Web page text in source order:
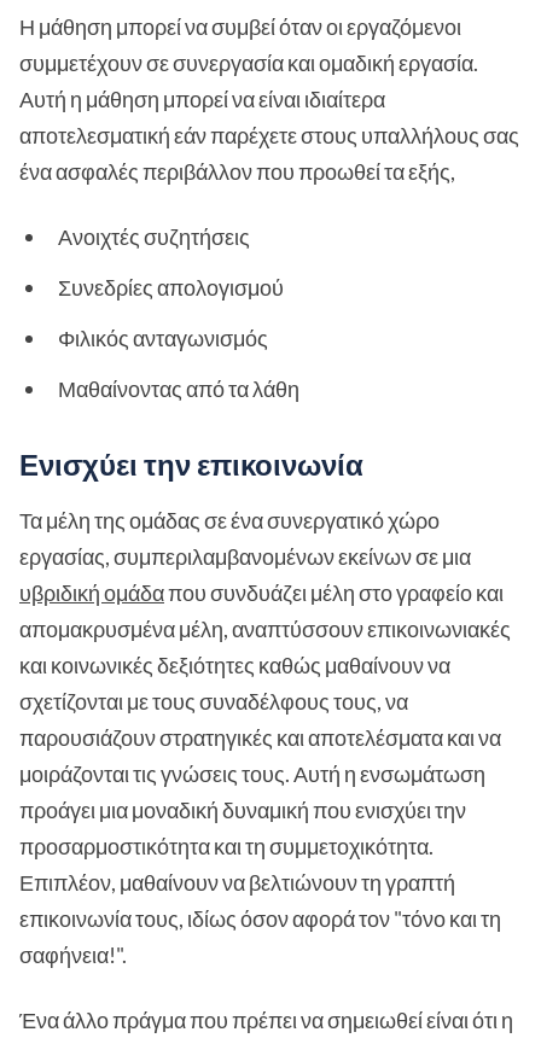
Η μάθηση μπορεί να συμβεί όταν οι εργαζόμενοι
συμμετέχουν σε συνεργασία και ομαδική εργασία.
Αυτή η μάθηση μπορεί να είναι ιδιαίτερα
αποτελεσματική εάν παρέχετε στους υπαλλήλους σας
ένα ασφαλές περιβάλλον που προωθεί τα εξής,
Ανοιχτές συζητήσεις
Συνεδρίες απολογισμού
Φιλικός ανταγωνισμός
Μαθαίνοντας από τα λάθη
Ενισχύει την επικοινωνία
Τα μέλη της ομάδας σε ένα συνεργατικό χώρο
εργασίας, συμπεριλαμβανομένων εκείνων σε μια
υβριδική ομάδαπου συνδυάζει μέλη στο γραφείο και
απομακρυσμένα μέλη, αναπτύσσουν επικοινωνιακές
και κοινωνικές δεξιότητες καθώς μαθαίνουν να
σχετίζονται με τους συναδέλφους τους, να
παρουσιάζουν στρατηγικές και αποτελέσματα και να
μοιράζονται τις γνώσεις τους. Αυτή η ενσωμάτωση
προάγει μια μοναδική δυναμική που ενισχύει την
προσαρμοστικότητα και τη συμμετοχικότητα.
Επιπλέον, μαθαίνουν να βελτιώνουν τη γραπτή
επικοινωνία τους, ιδίως όσον αφορά τον "τόνο και τη
σαφήνεια!".
Ένα άλλο πράγμα που πρέπει να σημειωθεί είναι ότι η